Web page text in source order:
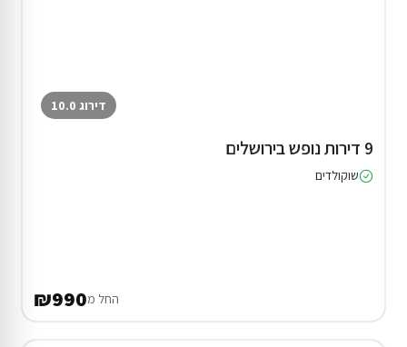
דירוג 10.0
9 דירות נופש בירושלים
שוקולדים
החל מ₪990